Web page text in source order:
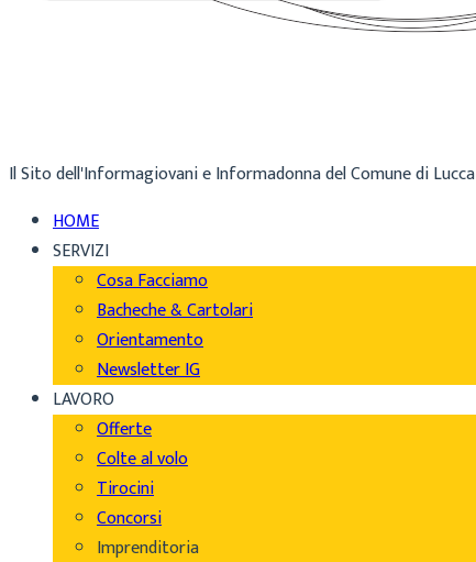
Il Sito dell'Informagiovani e Informadonna del Comune di Lucca
HOME
SERVIZI
Cosa Facciamo
Bacheche & Cartolari
Orientamento
Newsletter IG
LAVORO
Offerte
Colte al volo
Tirocini
Concorsi
Imprenditoria